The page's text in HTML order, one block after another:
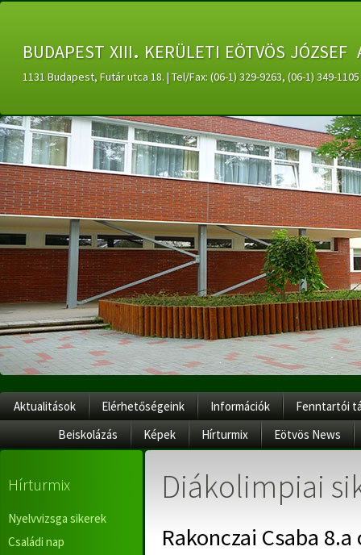
budapest xiii. kerületi eötvös
1131 Budapest, Futár utca 18. | Tel/Fax: (06-1) 329-9263, (06-1) 349-
Aktualitások Elérhetőségeink Információk
Fenntartói
Beiskolázás
Képek Hírturmix Eötvös News
Hírturmix
Nyelvvizsga sikerek
Családi nap
Diákolimpiai
Rakonczai Csaba